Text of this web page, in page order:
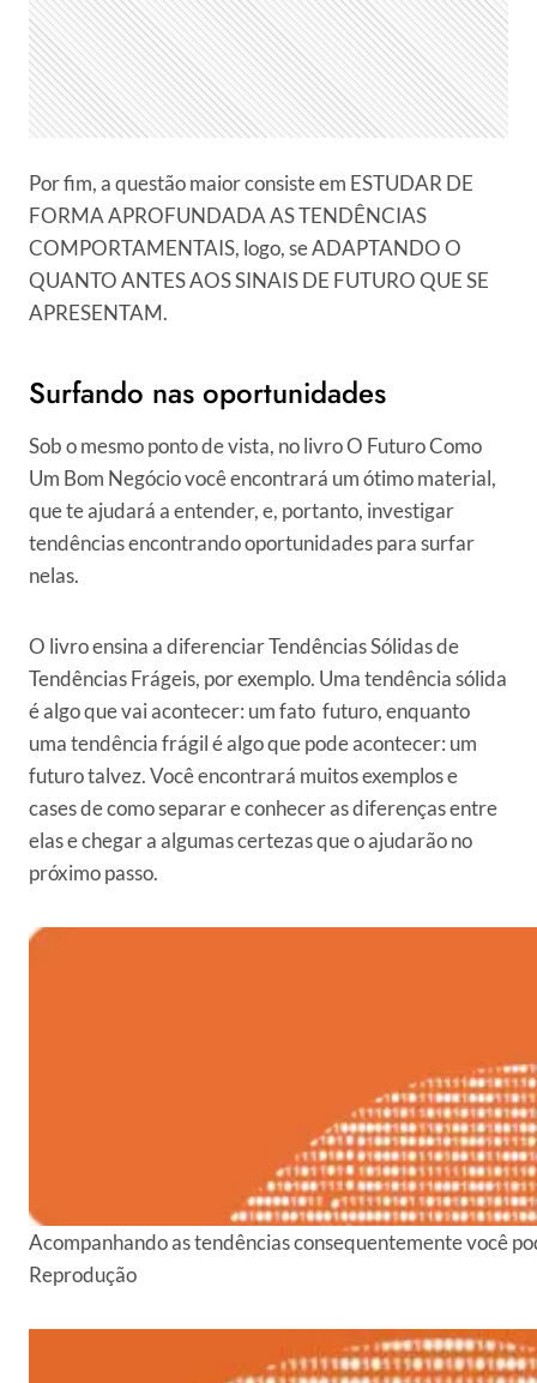
Por fim, a questão maior consiste em ESTUDAR DE
FORMA APROFUNDADA AS TENDÊNCIAS
COMPORTAMENTAIS, logo, se ADAPTANDO O
QUANTO ANTES AOS SINAIS DE FUTURO QUE SE
APRESENTAM.
Surfando nas oportunidades
Sob o mesmo ponto de vista, no livro O Futuro Como
Um Bom Negócio você encontrará um ótimo material,
que te ajudará a entender, e, portanto, investigar
tendências encontrando oportunidades para surfar
nelas.
O livro ensina a diferenciar Tendências Sólidas de
Tendências Frágeis, por exemplo. Uma tendência sólida
é algo que vai acontecer: um fato futuro, enquanto
uma tendência frágil é algo que pode acontecer: um
futuro talvez. Você encontrará muitos exemplos e
cases de como separar e conhecer as diferenças entre
elas e chegar a algumas certezas que o ajudarão no
próximo passo.
Acompanhando as tendências consequentemente você
Reprodução